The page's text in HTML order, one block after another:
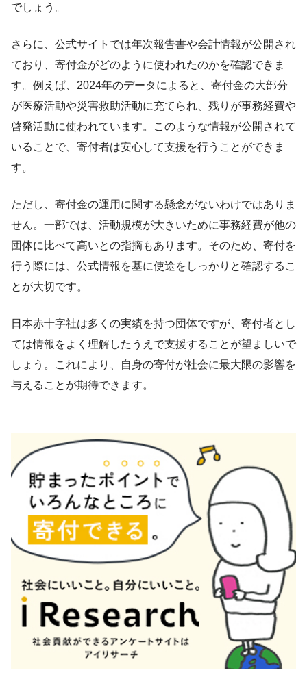
でしょう。
さらに、公式サイトでは年次報告書や会計情報が公開され
ており、寄付金がどのように使われたのかを確認できま
す。例えば、2024年のデータによると、寄付金の大部分
が医療活動や災害救助活動に充てられ、残りが事務経費や
啓発活動に使われています。このような情報が公開されて
いることで、寄付者は安心して支援を行うことができま
す。
ただし、寄付金の運用に関する懸念がないわけではありま
せん。一部では、活動規模が大きいために事務経費が他の
団体に比べて高いとの指摘もあります。そのため、寄付を
行う際には、公式情報を基に使途をしっかりと確認するこ
とが大切です。
日本赤十字社は多くの実績を持つ団体ですが、寄付者とし
ては情報をよく理解したうえで支援することが望ましいで
しょう。これにより、自身の寄付が社会に最大限の影響を
与えることが期待できます。